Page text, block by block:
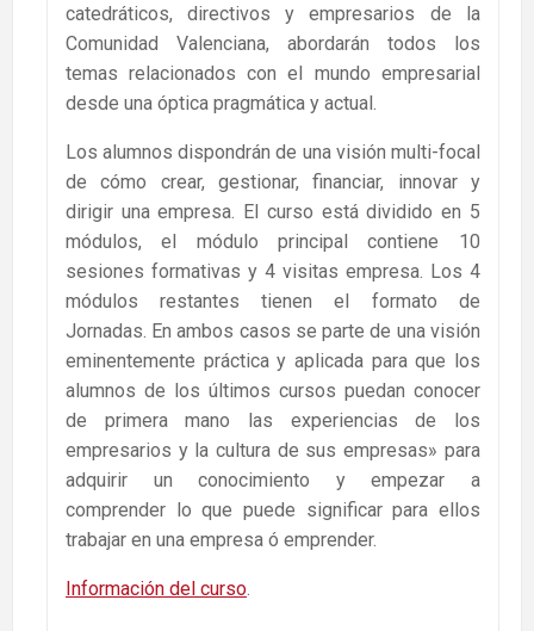
catedráticos, directivos y empresarios de la
Comunidad Valenciana, abordarán todos los
temas relacionados con el mundo empresarial
desde una óptica pragmática y actual.
Los alumnos dispondrán de una visión multi-focal
de cómo crear, gestionar, financiar, innovar y
dirigir una empresa. El curso está dividido en 5
módulos, el módulo principal contiene 10
sesiones formativas y 4 visitas empresa. Los 4
módulos restantes tienen el formato de
Jornadas. En ambos casos se parte de una visión
eminentemente práctica y aplicada para que los
alumnos de los últimos cursos puedan conocer
de primera mano las experiencias de los
empresarios y la cultura de sus empresas» para
adquirir un conocimiento y empezar a
comprender lo que puede significar para ellos
trabajar en una empresa ó emprender.
Información del curso.